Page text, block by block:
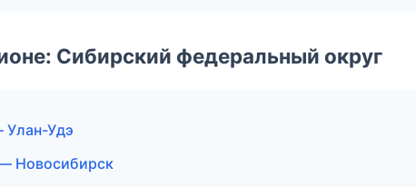
Сибирский федеральный округ
Улан-Удэ
Новосибирск